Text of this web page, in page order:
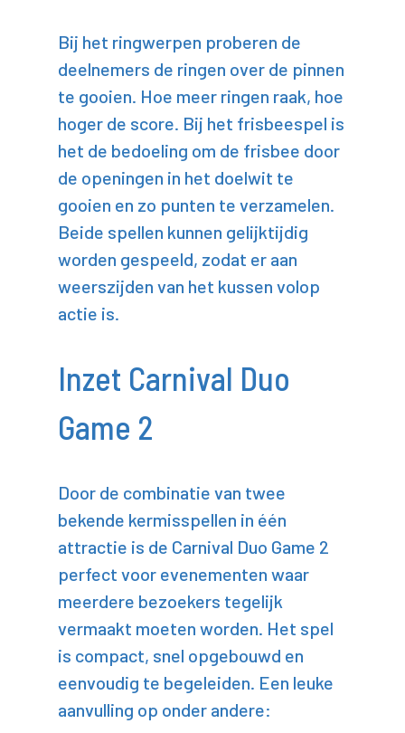
Bij het ringwerpen proberen de
deelnemers de ringen over de pinnen
te gooien. Hoe meer ringen raak, hoe
hoger de score. Bij het frisbeespel is
het de bedoeling om de frisbee door
de openingen in het doelwit te
gooien en zo punten te verzamelen.
Beide spellen kunnen gelijktijdig
worden gespeeld, zodat er aan
weerszijden van het kussen volop
actie is.
Inzet Carnival Duo
Game 2
Door de combinatie van twee
bekende kermisspellen in één
attractie is de Carnival Duo Game 2
perfect voor evenementen waar
meerdere bezoekers tegelijk
vermaakt moeten worden. Het spel
is compact, snel opgebouwd en
eenvoudig te begeleiden. Een leuke
aanvulling op onder andere: